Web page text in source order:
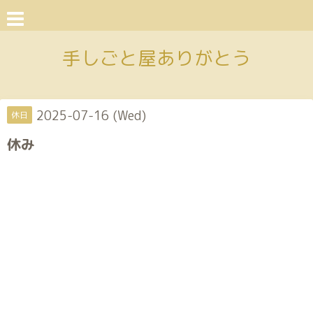
手しごと屋ありがとう
休日 2025-07-16 (Wed)
休み